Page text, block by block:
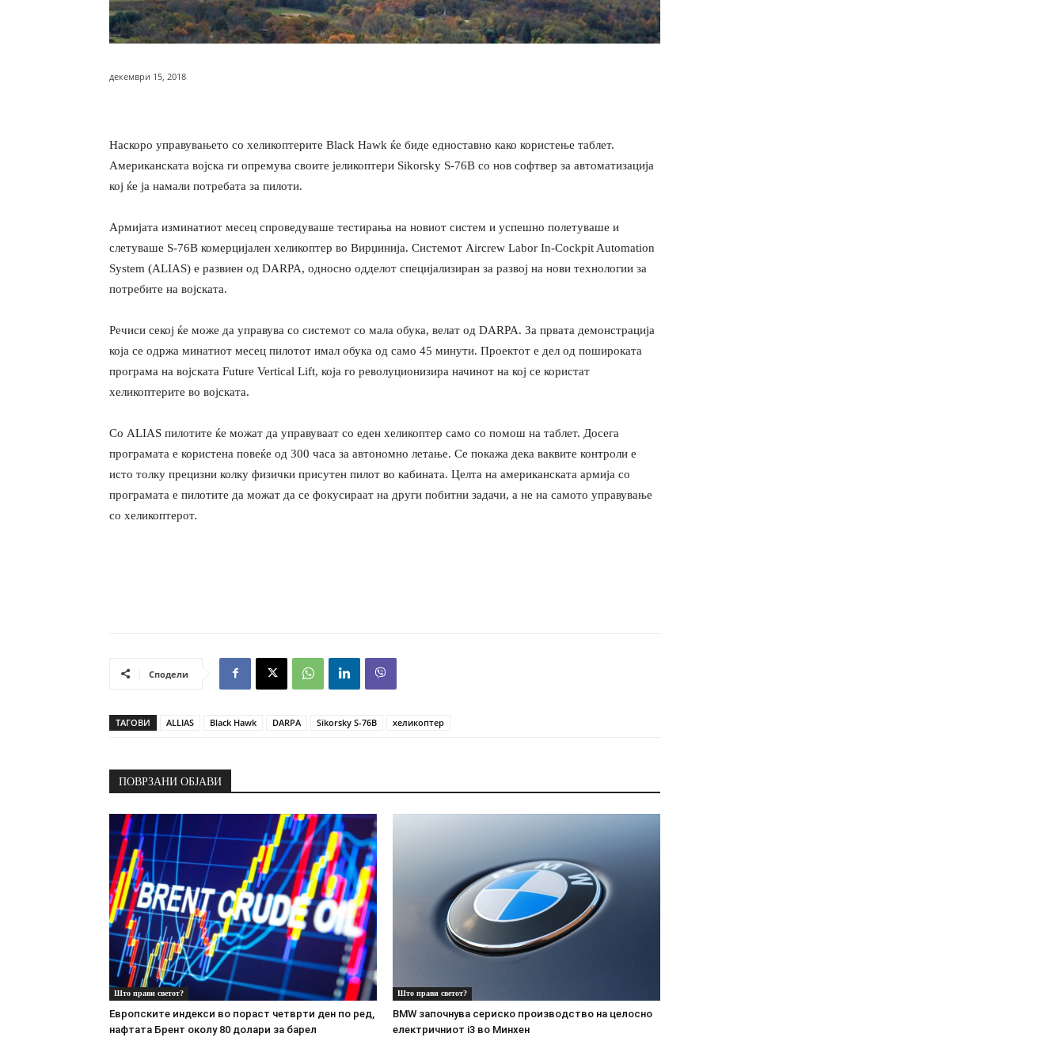
декември 15, 2018
Наскоро управувањето со хеликоптерите Black Hawk ќе биде едноставно како користење таблет.
Американската војска ги опремува своите јеликоптери Sikorsky S-76B со нов софтвер за автоматизација
кој ќе ја намали потребата за пилоти.
Армијата изминатиот месец спроведуваше тестирања на новиот систем и успешно полетуваше и
слетуваше S-76B комерцијален хеликоптер во Вирџинија. Системот Aircrew Labor In-Cockpit Automation
System (ALIAS) е развиен од DARPA, односно одделот специјализиран за развој на нови технологии за
потребите на војската.
Речиси секој ќе може да управува со системот со мала обука, велат од DARPA. За првата демонстрација
која се одржа минатиот месец пилотот имал обука од само 45 минути. Проектот е дел од пошироката
програма на војската Future Vertical Lift, која гo револуционизира начинот на кој се користат
хеликоптерите во војската.
Со ALIAS пилотите ќе можат да управуваат со еден хеликоптер само со помош на таблет. Досега
програмата е користена повеќе од 300 часа за автономно летање. Се покажа дека ваквите контроли е
исто толку прецизни колку физички присутен пилот во кабината. Целта на американската армија со
програмата е пилотите да можат да се фокусираат на други побитни задачи, а не на самото управување
со хеликоптерот.
Сподели
ТАГОВИ ALLIAS Black Hawk DARPA Sikorsky S-76B хеликоптер
ПОВРЗАНИ ОБЈАВИ
Што прави светот?
Европските индекси во пораст четврти ден по ред,
нафтата Брент околу 80 долари за барел
Што прави светот?
BMW започнува сериско производство на целосно
електричниот i3 во Минхен